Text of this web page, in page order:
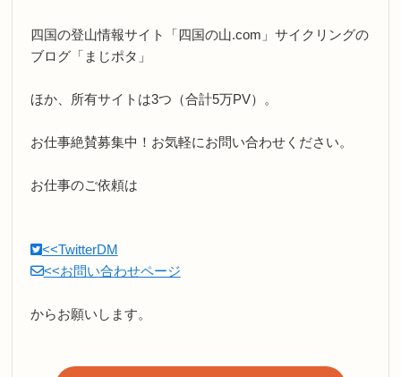
四国の登山情報サイト「四国の山.com」サイクリングの
ブログ「まじポタ」
ほか、所有サイトは3つ（合計5万PV）。
お仕事絶賛募集中！お気軽にお問い合わせください。
お仕事のご依頼は
<<TwitterDM
<<お問い合わせページ
からお願いします。